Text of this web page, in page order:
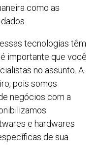
como as
tecnologias têm
importante que você
no assunto. A
pois somos
negócios com a
e hardwares
de sua